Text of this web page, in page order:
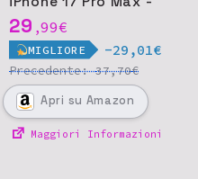
Nero
29 ,99€
MIGLIORE -29,01€
Precedente:37,70€
Apri su Amazon
Maggiori Informazioni